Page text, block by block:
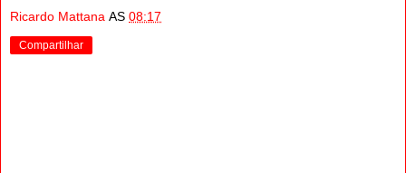
Ricardo Mattana AS 08:17
Compartilhar